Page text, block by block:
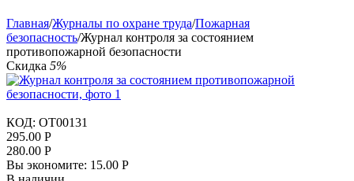
Главная/Журналы по охране труда/Пожарная
безопасность/Журнал контроля за состоянием
противопожарной безопасности
Скидка 5%
КОД: OT00131
295.00 Р
280.00 Р
Вы экономите: 15.00 Р